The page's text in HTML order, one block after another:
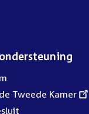
Tweede Kamer